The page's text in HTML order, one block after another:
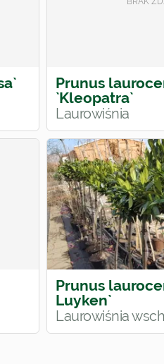
Prunus
`Kleopatra`
Laurowiśnia
Prunus
Luyken`
Laurowiśnia